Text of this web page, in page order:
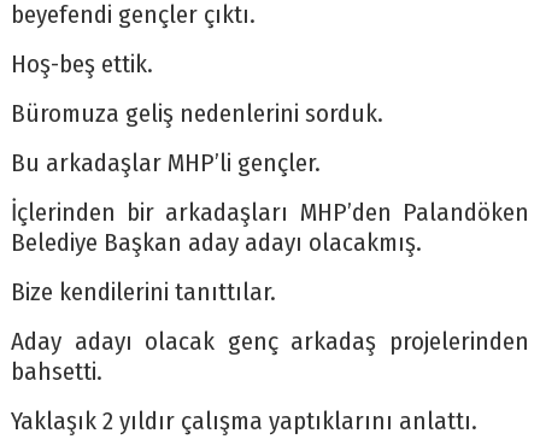
beyefendi gençler çıktı.
Hoş-beş ettik.
Büromuza geliş nedenlerini sorduk.
Bu arkadaşlar MHP’li gençler.
İçlerinden bir arkadaşları MHP’den Palandöken
Belediye Başkan aday adayı olacakmış.
Bize kendilerini tanıttılar.
Aday adayı olacak genç arkadaş projelerinden
bahsetti.
Yaklaşık 2 yıldır çalışma yaptıklarını anlattı.